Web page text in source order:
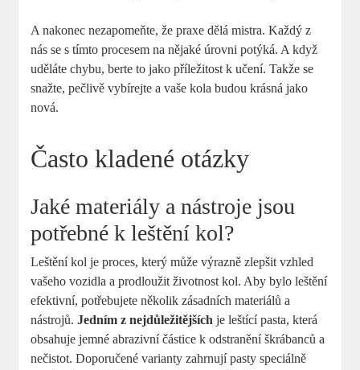
A nakonec nezapomeňte, že praxe dělá mistra. Každý z
nás se s tímto procesem na nějaké úrovni potýká. A když
uděláte chybu, berte to jako příležitost k učení. Takže se
snažte, pečlivě vybírejte a vaše kola budou krásná jako
nová.
Často kladené otázky
Jaké materiály a nástroje jsou
potřebné k leštění kol?
Leštění kol je proces, který může výrazně zlepšit vzhled
vašeho vozidla a prodloužit životnost kol. Aby bylo leštění
efektivní, potřebujete několik zásadních materiálů a
nástrojů.Jedním z nejdůležitějších je leštící pasta, která
obsahuje jemné abrazivní částice k odstranění škrábanců a
nečistot. Doporučené varianty zahrnují pasty speciálně